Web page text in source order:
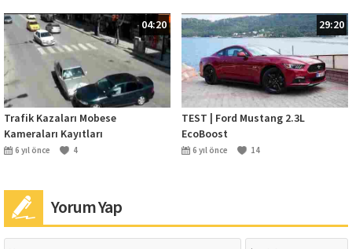
04:20
Trafik Kazaları Mobese
Kameraları Kayıtları
6 yıl önce 4
29:20
TEST | Ford Mustang 2.3L
EcoBoost
6 yıl önce 14
Yorum Yap